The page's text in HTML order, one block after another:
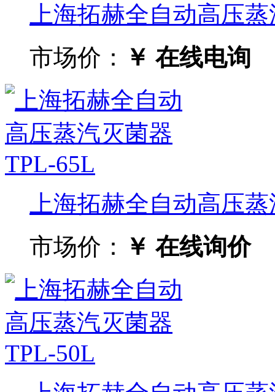
上海拓赫全自动高压
市场价：
￥ 在线电询
上海拓赫全自动高压
市场价：
￥ 在线询价